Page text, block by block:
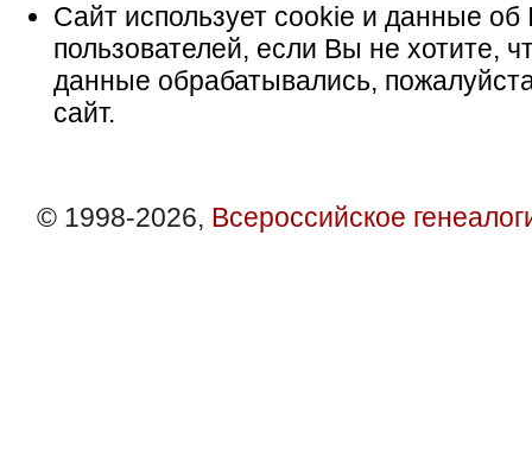
Сайт использует cookie и данные об
пользователей, если Вы не хотите,
данные обрабатывались,
сайт.
© 1998-2026, Всероссийское